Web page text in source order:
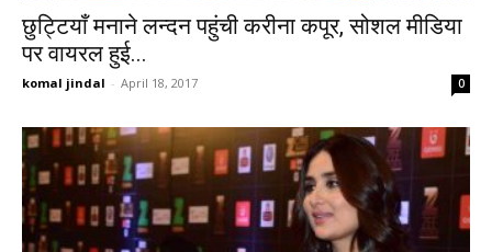
छुट्टियाँ मनाने लन्दन पहुंची करीना कपूर, सोशल मीडिया
पर वायरल हुई...
komal jindal - April 18, 2017 0